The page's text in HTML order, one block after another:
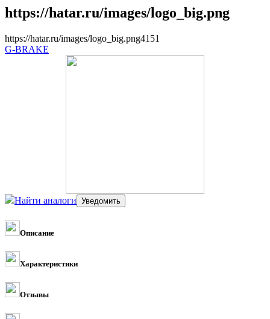
https://hatar.ru/images/logo_big.png
https://hatar.ru/images/logo_big.png41 51
G-BRAKE
Найти аналоги
Описание
Характеристики
Отзывы